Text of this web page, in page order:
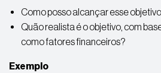
Como posso alcançar esse
Quão realista é o objetivo, com
como fatores financeiros?
Exemplo